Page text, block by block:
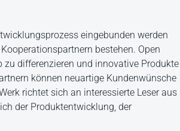
eingebunden werden
bestehen. Open
differenzieren und innovative Produkte
können neuartige Kundenwünsche
richtet sich an interessierte Leser aus
der Produktentwicklung, der